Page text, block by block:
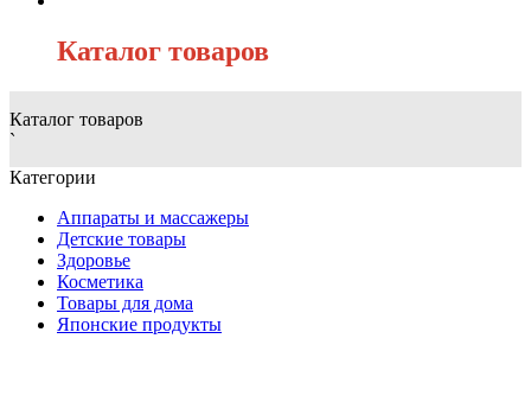
Каталог товаров
Каталог товаров
`
Категории
Аппараты и массажеры
Детские товары
Здоровье
Косметика
Товары для дома
Японские продукты